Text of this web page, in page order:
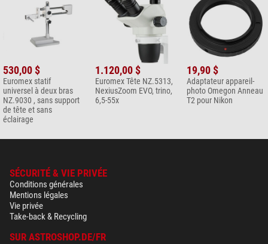
530,00 $
Euromex statif
universel à deux bras
NZ.9030 , sans support
de tête et sans
éclairage
1.120,00 $
Euromex Tête NZ.5313,
NexiusZoom EVO, trino,
6,5-55x
19,90 $
Adaptateur appareil-
photo Omegon Anneau
T2 pour Nikon
SÉCURITÉ & VIE PRIVÉE
Conditions générales
Mentions légales
Vie privée
Take-back & Recycling
SUR ASTROSHOP.DE/FR